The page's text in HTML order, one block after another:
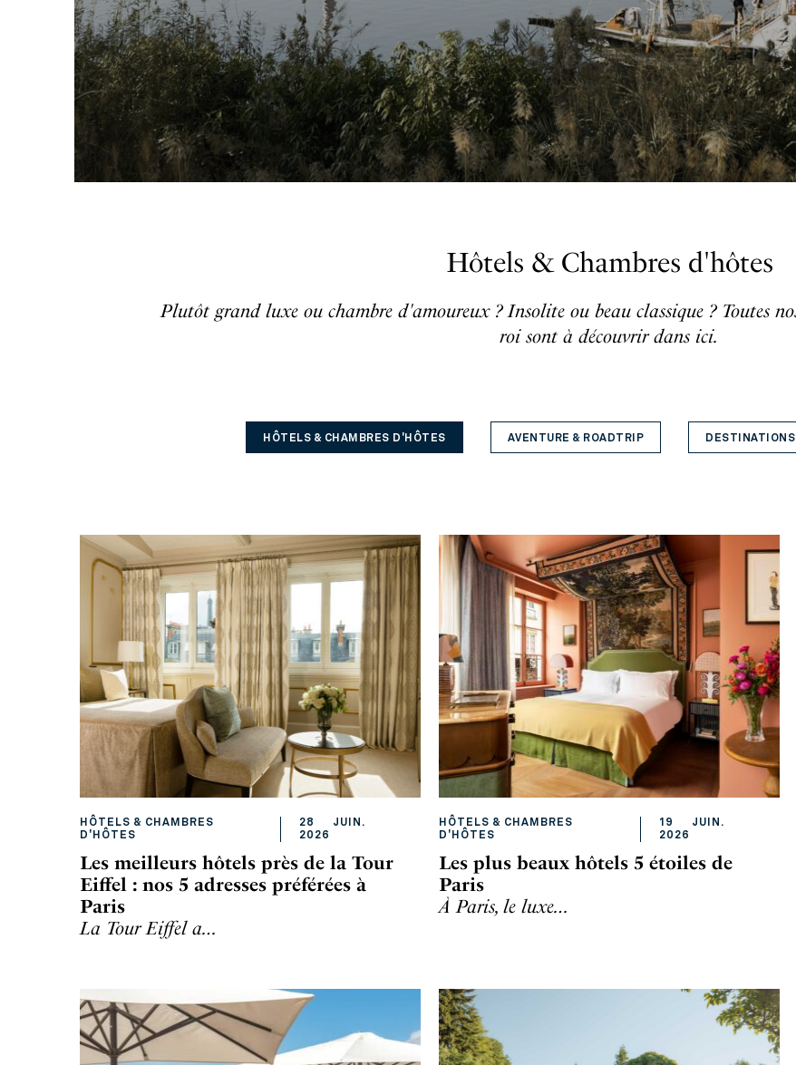
Hôtels & Chambres d'hôtes
Plutôt grand luxe ou chambre d'amoureux ? Insolite ou beau classique ? Toutes
roi sont à découvrir dans ici.
HÔTELS & CHAMBRES D'HÔTES AVENTURE & ROADTRIP DESTINATIONS
HÔTELS & CHAMBRES
D'HÔTES
28 JUIN .
2026
Les meilleurs hôtels près de la Tour
Eiffel : nos 5 adresses préférées à
Paris
La Tour Eiffel a…
HÔTELS & CHAMBRES
D'HÔTES
19 JUIN .
2026
Les plus beaux hôtels 5 étoiles de
Paris
À Paris, le luxe…